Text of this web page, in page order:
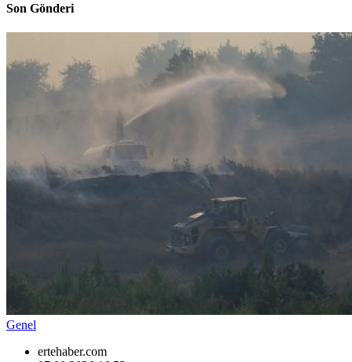
Son Gönderi
Genel
ertehaber.com